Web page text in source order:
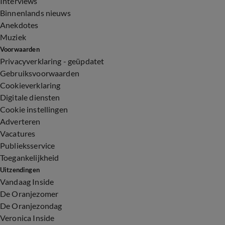
Binnenlands nieuws
Anekdotes
Muziek
Voorwaarden
Privacyverklaring - geüpdatet
Gebruiksvoorwaarden
Cookieverklaring
Digitale diensten
Cookie instellingen
Adverteren
Vacatures
Publieksservice
Toegankelijkheid
Uitzendingen
Vandaag Inside
De Oranjezomer
De Oranjezondag
Veronica Inside